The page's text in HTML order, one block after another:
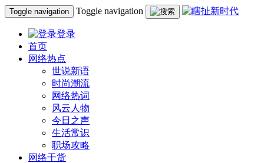
Toggle navigation Toggle navigation
登录
首页
网络热点
世说新语
时尚潮流
网络热词
风云人物
今日之声
生活常识
职场攻略
网络干货